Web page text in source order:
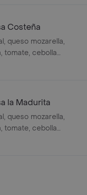
Costeña
queso mozarella,
tomate, cebolla
salsas de la casa
la Madurita
queso mozarella,
tomate, cebolla
de plátano